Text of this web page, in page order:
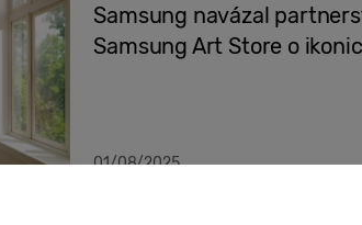
Samsung navázal
Samsung Art Store o
01/08/2025